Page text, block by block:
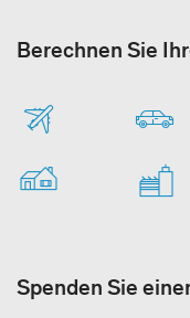
Berechnen Sie
Spenden Sie